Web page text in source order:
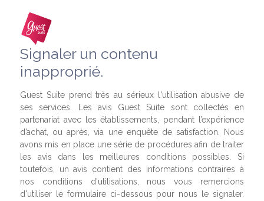
Signaler un contenu
inapproprié.
Guest Suite prend très au sérieux l'utilisation abusive de
ses services. Les avis Guest Suite sont collectés en
partenariat avec les établissements, pendant l’expérience
d’achat, ou après, via une enquête de satisfaction. Nous
avons mis en place une série de procédures afin de traiter
les avis dans les meilleures conditions possibles. Si
toutefois, un avis contient des informations contraires à
nos conditions d'utilisations, nous vous remercions
d'utiliser le formulaire ci-dessous pour nous le signaler.